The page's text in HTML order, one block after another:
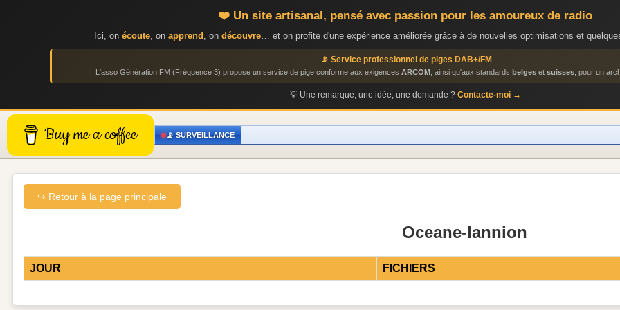
❤️ Un site artisanal, pensé avec passion pour les amoureux de radio
Ici, on écoute, on apprend , on découvre… et on profite d'une expérience améliorée grâce à de nouvelles optimisations et
📡 Service professionnel de piges DAB+/FM
L'asso Génération FM (Fréquence 3) propose un service de pige conforme aux exigences ARCOM , ainsi qu'aux standards belges et suisses , pour un
💡 Une remarque, une idée, une demande ? Contacte-moi →
Buy me a coffee 📡 SURVEILLANCE
↪ Retour à la page principale
Oceane-lannion
JOUR FICHIERS